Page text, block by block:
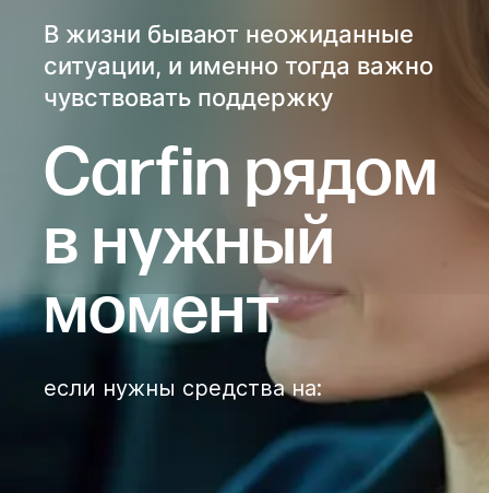
В жизни бывают неожиданные
ситуации, и именно тогда важно
чувствовать поддержку
Сarfin рядом
в нужный
момент
если нужны средства на: